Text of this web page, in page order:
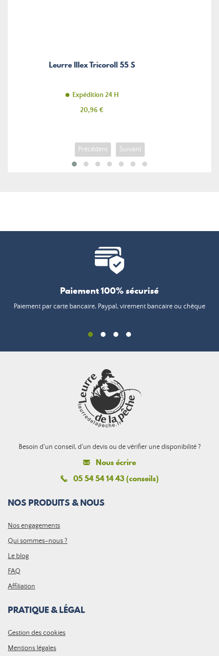
Leurre Illex Tricoroll 55 S
Expédition 24 H
Prix
20,96 €
Précédent Suivant
Paiement 100% sécurisé
Paiement par carte bancaire, Paypal, virement bancaire ou chèque
Besoin d'un conseil, d'un devis ou de vérifier une disponibilité ?
Nous écrire
05 54 54 14 43 (conseils)
NOS PRODUITS & NOUS
Nos engagements
Qui sommes-nous ?
Le blog
FAQ
Affiliation
PRATIQUE & LÉGAL
Gestion des cookies
Mentions légales